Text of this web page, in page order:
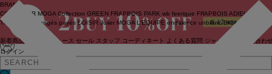
ログイン
BRAND
COUTURIER MOGA Collection GREEN FRAPBOIS PARK wb feerique FRAPBOIS ADIEU
TRISTESSE
congés payés LOISIR Julier MOGA L'EQUIPE endalence unbilanc BIGI online store
新着商品 ニュース セール スタッフ コーディネート よくある質問 ジャーナル お問い合わ